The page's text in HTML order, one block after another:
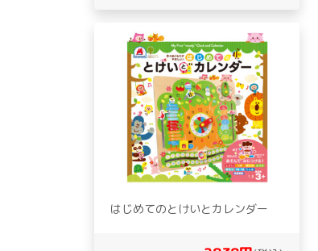
はじめてのとけいとカレンダー